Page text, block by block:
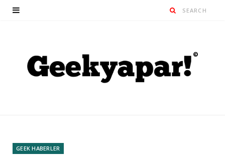
GEEK HABERLER